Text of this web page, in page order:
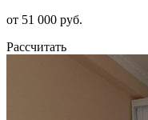
от 51 000 руб.
Рассчитать